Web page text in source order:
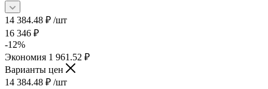
14 384.48 ₽ /шт
16 346 ₽
-12%
Экономия 1 961.52 ₽
Варианты цен
14 384.48 ₽ /шт